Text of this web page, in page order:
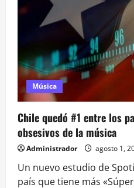
Música
Chile quedó #1 entre los
obsesivos de la música
Administrador agosto 1,
Un nuevo estudio de
país que tiene más